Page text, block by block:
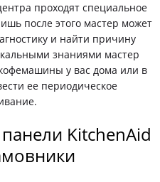
проходят специальное
после этого мастер может
и найти причину
знаниями мастер
у вас дома или в
ее периодическое
KitchenAid